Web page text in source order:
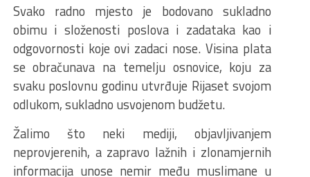
Svako radno mjesto je bodovano sukladno
obimu i složenosti poslova i zadataka kao i
odgovornosti koje ovi zadaci nose. Visina plata
se obračunava na temelju osnovice, koju za
svaku poslovnu godinu utvrđuje Rijaset svojom
odlukom, sukladno usvojenom budžetu.
Žalimo što neki mediji, objavljivanjem
neprovjerenih, a zapravo lažnih i zlonamjernih
informacija unose nemir među muslimane u